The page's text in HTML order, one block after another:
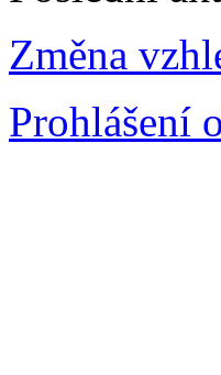
Změna
Prohlášení